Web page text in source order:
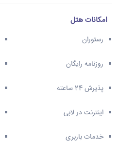
امکانات هتل
رستوران
روزنامه رایگان
پذیرش 24 ساعته
اینترنت در لابی
خدمات باربری